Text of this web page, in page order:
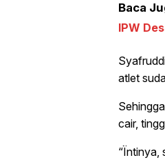
Baca
IPW
atlet
cair,
“Ïntinya,